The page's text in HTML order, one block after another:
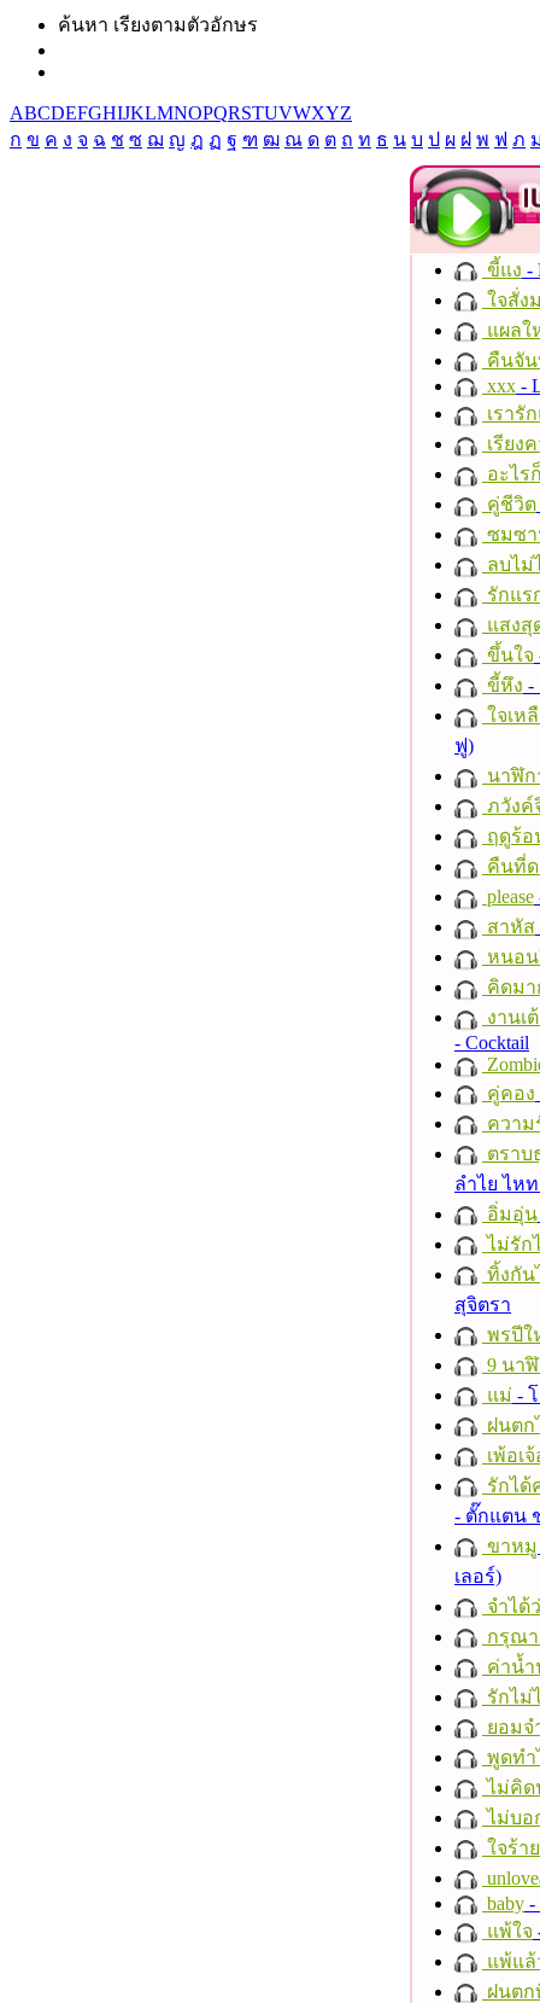
ค้นหา เรียงตามตัวอักษร
ABCDEFGHIJKLMNOPQRSTUVWXYZ
ก ข ค ง จ ฉ ช ซ ฌ ญ ฎ ฏ ฐ ฑ ฒ ณ ด ต ถ ท ธ น บ ป ผ ฝ พ ฟ ภ
ขี้แง -
ใจสั่ง
แผลใ
คืนจั
xxx -
เรารั
เรียง
อะไร
คู่ชีวิต
ซมซ
ลบไม่
รักแร
แสงสุ
ขึ้นใจ
ขี้หึง -
ใจเห
ฟู)
นาฬิก
ภวังค์
ฤดูร้อ
คืนที่ด
please
สาหัส
หนอน
คิดมา
งานเ
- Cocktail
คู่คอง
ความ
ตราบ
ลำไย ไห
อิ่มอุ่น
ไม่รัก
ทิ้งกัน
สุจิตรา
พรปีใ
9 นา
แม่ -
ฝนตก
เพ้อเ
รักได้
- ตั๊กแตน
ขาหมู
เลอร์)
จำได้
กรุณา
ค่าน้
รักไม่
ยอม
พูดทำ
ไม่คิด
ไม่บอ
ใจร้าย
baby -
แพ้ใจ
แพ้แล้
ฝนตก